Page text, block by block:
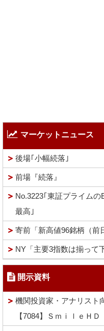
マーケットニュース
後場｢小幅続落｣
前場『続落』
No.3223｢東証プライム
最高｣
寄前「新高値96銘柄（前
NY「主要3指数は揃って
開示資料
機関投資家・アナリスト
【7084】ＳｍｉｌｅＨＤ